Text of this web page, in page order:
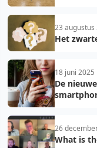
23 augustus
Het
18 juni 2025
De
26
What is